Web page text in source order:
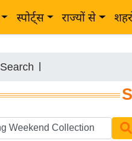
स्पोर्ट्स राज्यों से
Search